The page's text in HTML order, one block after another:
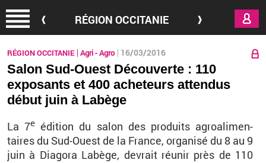
RÉGION OCCITANIE
RÉGION OCCITANIE Agri - Agro 16/03/2016
Salon Sud-Ouest Découverte : 110
exposants et 400 acheteurs attendus
début juin à Labège
La 7e édi­tion du salon des pro­duits agroa­li­men­
taires du Sud-Ouest de la France, or­ga­nisé du 8 au 9
juin à Dia­gora La­bège, de­vrait réunir près de 110